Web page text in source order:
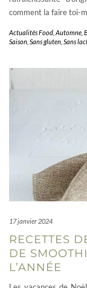
comment la faire toi-
Actualités Food Automne
Saison Sans gluten Sans
17 janvier 2024
RECETTES
DE
L’ANNÉE